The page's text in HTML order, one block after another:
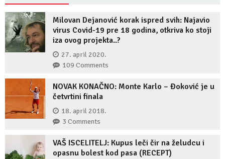
Milovan Dejanović korak ispred svih: Najavio
virus Covid-19 pre 18 godina, otkriva ko stoji
iza ovog projekta..?
27. april 2020.
109 Comments
NOVAK KONAČNO: Monte Karlo – Đoković je u
četvrtini finala
18. april 2018.
3 Comments
VAŠ ISCELITELJ: Kupus leči čir na želudcu i
opasnu bolest kod pasa (RECEPT)